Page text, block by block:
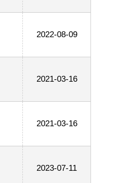
2022-08-09
2021-03-16
2021-03-16
2023-07-11